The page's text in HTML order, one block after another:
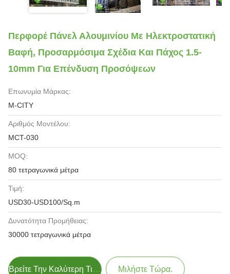
Περφορέ Πάνελ Αλουμινίου Με Ηλεκτροστατική
Βαφή, Προσαρμόσιμα Σχέδια Και Πάχος 1.5-
10mm Για Επένδυση Προσόψεων
Επωνυμία Μάρκας:
M-CITY
Αριθμός Μοντέλου:
MCT-030
MOQ:
80 τετραγωνικά μέτρα
Τιμή:
USD30-USD100/Sq.m
Δυνατότητα Προμήθειας:
30000 τετραγωνικά μέτρα
Βρείτε Την Καλύτερη Τιμή Μιλήστε Τώρα.